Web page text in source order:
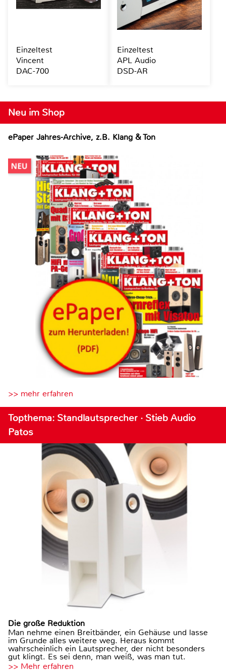
Neu im Shop
ePaper Jahres-Archive, z.B. Klang & Ton
>> mehr erfahren
Topthema: Standlautsprecher · Stieb Audio
Patos
Die große Reduktion
Man nehme einen Breitbänder, ein Gehäuse und lasse
im Grunde alles weitere weg. Heraus kommt
wahrscheinlich ein Lautsprecher, der nicht besonders
gut klingt. Es sei denn, man weiß, was man tut.
>> Mehr erfahren
Einzeltest
Vincent
DAC-700
Einzeltest
APL Audio
DSD-AR